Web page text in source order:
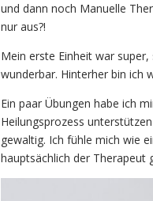
und dann noch Manuelle
nur aus?!
Mein erste Einheit war
wunderbar. Hinterher bin ich
Ein paar Übungen habe ich
Heilungsprozess
gewaltig. Ich fühle mich wie
hauptsächlich der Therapeut